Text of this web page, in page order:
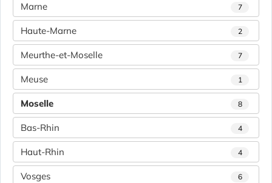
Marne 7
Haute-Marne 2
Meurthe-et-Moselle 7
Meuse 1
Moselle 8
Bas-Rhin 4
Haut-Rhin 4
Vosges 6